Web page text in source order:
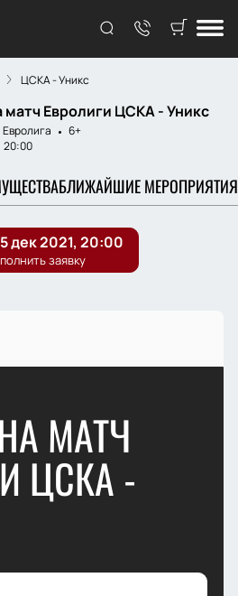
ЦСКА - Уникс
матч Евролиги ЦСКА - Уникс
Евролига
6+
20:00
БЛИЖАЙШИЕ МЕРОПРИЯТИЯ
МАТЧ
ЦСКА -